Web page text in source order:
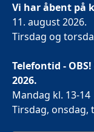
Vi har åbent på
11. august 2026.
Tirsdag og
Telefontid -
2026.
Mandag kl. 13-14
Tirsdag, onsdag,